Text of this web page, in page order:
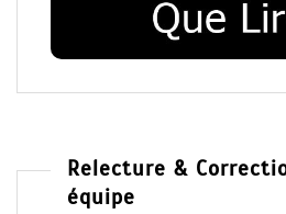
Relecture &
équipe